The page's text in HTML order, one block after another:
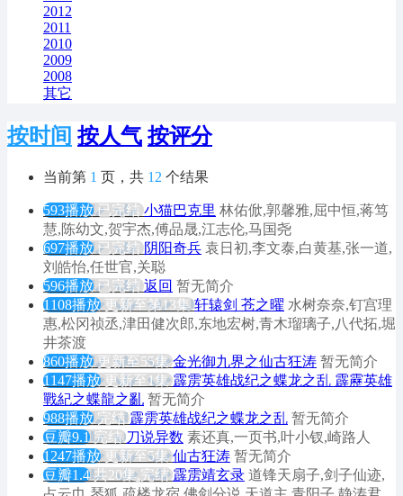
2012
2011
2010
2009
2008
其它
按时间 按人气 按评分
当前第 1 页，共 12 个结果
593播放 已完结 小猫巴克里 林佑俽,郭馨雅,屈中恒,蒋笃
慧,陈幼文,贺宇杰,傅品晟,江志伦,马国尧
697播放 已完结 阴阳奇兵 袁日初,李文泰,白黄基,张一道,
刘皓怡,任世官,关聪
596播放 已完结 返回 暂无简介
1108播放 更新至第13集 轩辕剑 苍之曜 水树奈奈,钉宫理
惠,松冈祯丞,津田健次郎,东地宏树,青木瑠璃子,八代拓,堀
井茶渡
860播放 更新至55集 金光御九界之仙古狂涛 暂无简介
1147播放 更新至1集 霹雳英雄战纪之蝶龙之乱 霹靂英雄
戰紀之蝶龍之亂 暂无简介
988播放 完结 霹雳英雄战纪之蝶龙之乱 暂无简介
豆瓣9.1 完结 刀说异数 素还真,一页书,叶小钗,崎路人
1247播放 更新至5集 仙古狂涛 暂无简介
豆瓣1.4 共20集,完结 霹雳靖玄录 道锋天扇子,剑子仙迹,